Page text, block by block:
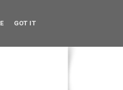
GOT IT